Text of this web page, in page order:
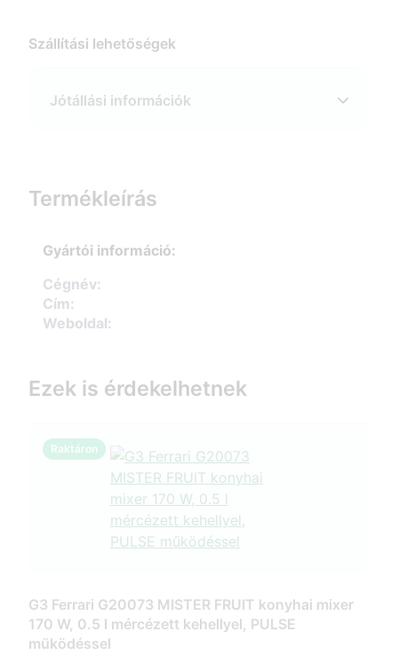
Szállítási lehetőségek
Jótállási információk
Termékleírás
Gyártói információ:
Cégnév:
Cím:
Weboldal:
Ezek is érdekelhetnek
Raktáron
G3 Ferrari G20073 MISTER FRUIT konyhai mixer
170 W, 0.5 l mércézett kehellyel, PULSE
működéssel